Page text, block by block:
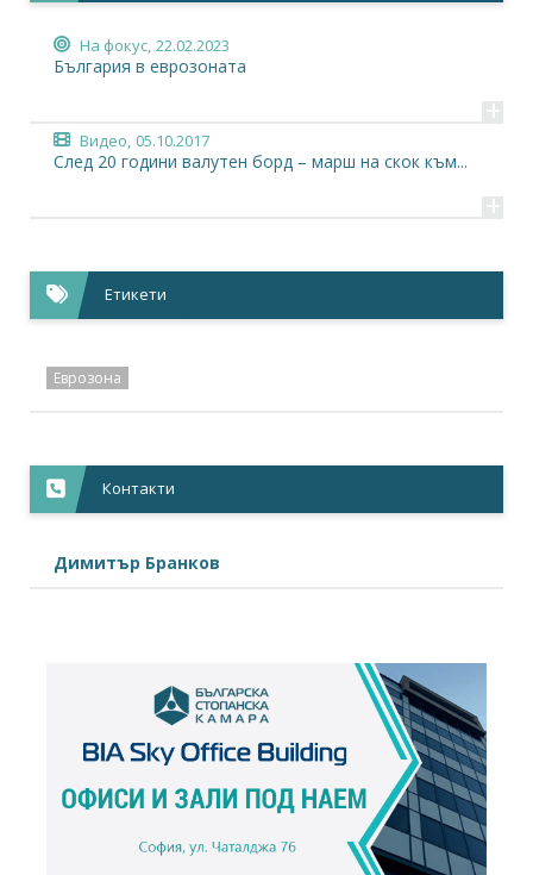
На фокус, 22.02.2023
България в еврозоната
+
Видео, 05.10.2017
След 20 години валутен борд – марш на скок към...
+
Етикети
Еврозона
Контакти
Димитър Бранков